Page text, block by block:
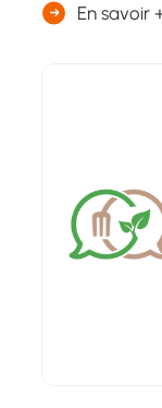
En savoir